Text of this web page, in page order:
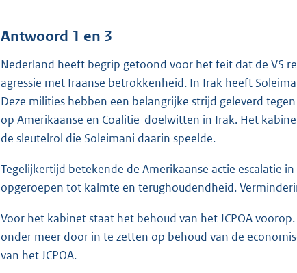
Antwoord 1 en 3
Nederland heeft begrip getoond voor het feit dat de VS
agressie met Iraanse betrokkenheid. In Irak heeft
Deze milities hebben een belangrijke strijd geleverd
op Amerikaanse en Coalitie-doelwitten in Irak. Het
de sleutelrol die Soleimani daarin speelde.
Tegelijkertijd betekende de Amerikaanse actie escalatie
opgeroepen tot kalmte en terughoudendheid.
Voor het kabinet staat het behoud van het JCPOA
onder meer door in te zetten op behoud van de
van het JCPOA.